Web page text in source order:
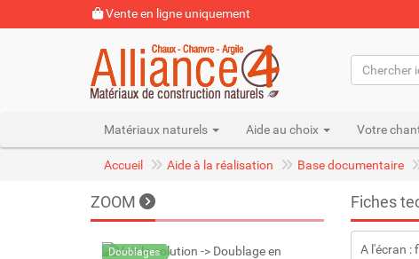
Vente en ligne uniquement
Matériaux naturels Aide au choix Votre
Accueil Aide à la réalisation Base documentaire
ZOOM
Doublages
Fiches
A l'écran :